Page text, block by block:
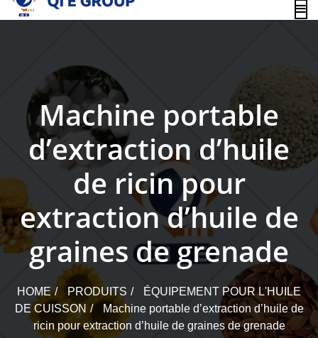
content
Machine portable
d’extraction d’huile
de ricin pour
extraction d’huile de
graines de grenade
HOME PRODUITS
ÉQUIPEMENT POUR L'HUILE
DE CUISSON
Machine portable d’extraction d’huile de
ricin pour extraction d’huile de graines de grenade